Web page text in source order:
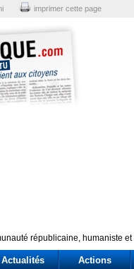
imprimer cette page
républicaine, humaniste
Actualités Actions